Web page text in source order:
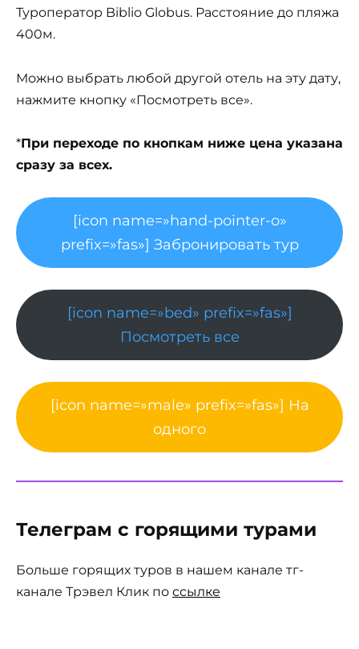
Туроператор Biblio Globus. Расстояние до пляжа
400м.
Можно выбрать любой другой отель на эту дату,
нажмите кнопку «Посмотреть все».
*При переходе по кнопкам ниже цена указана
сразу за всех.
[icon name=»hand-pointer-o»
prefix=»fas»] Забронировать тур
[icon name=»bed» prefix=»fas»]
Посмотреть все
[icon name=»male» prefix=»fas»] На
одного
Телеграм с горящими турами
Больше горящих туров в нашем канале тг-
канале Трэвел Клик по ссылке